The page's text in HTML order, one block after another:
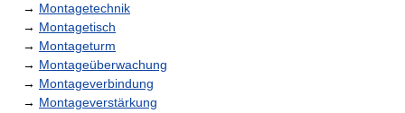
→ Montagetechnik
→ Montagetisch
→ Montageturm
→ Montageüberwachung
→ Montageverbindung
→ Montageverstärkung